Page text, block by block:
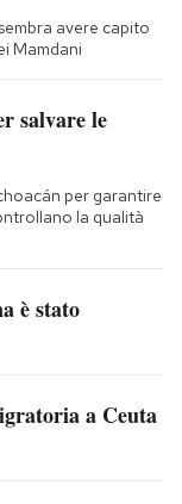
avere capito
Mamdani
salvare le
per garantire
la qualità
è stato
a Ceuta